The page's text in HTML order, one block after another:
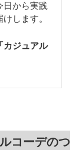
日から実践
します。
カジュアル
コーデのつ